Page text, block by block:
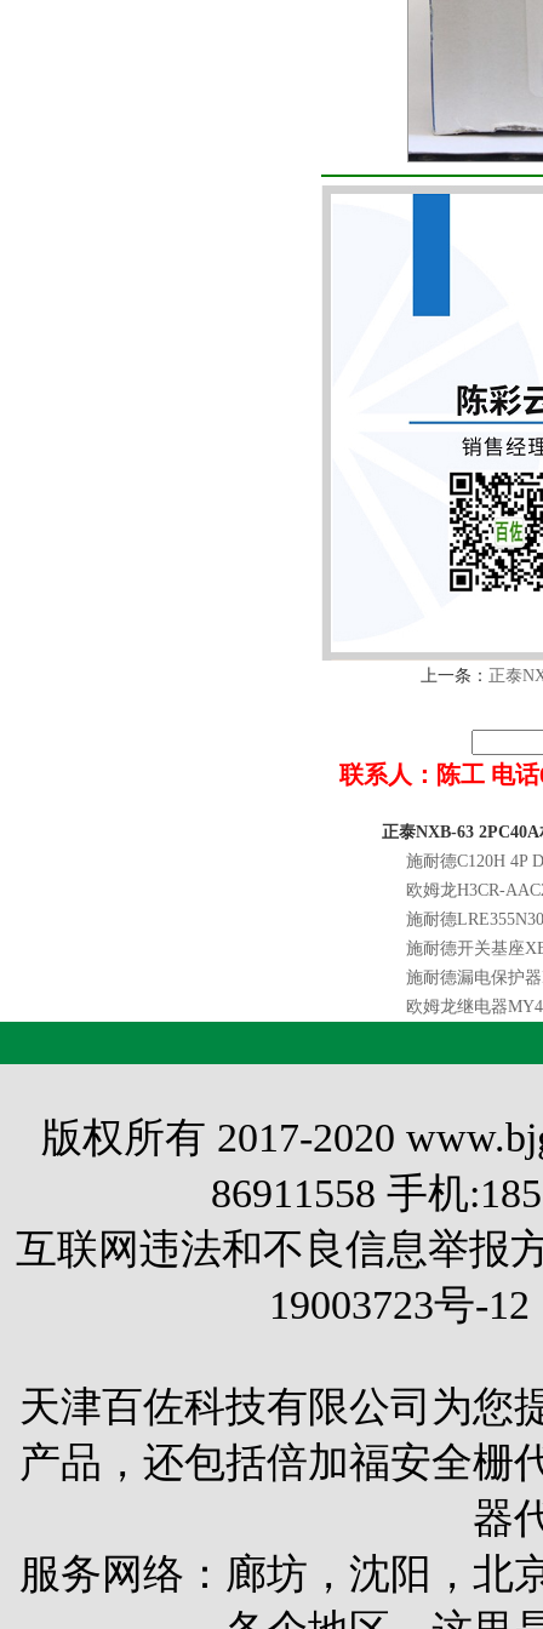
上一条： 正泰
联系人：陈工 电话
正泰NXB-63
施耐德C120H 4P
欧姆龙H3CR-
施耐德
施耐德开关基座
施耐德漏电保护
欧姆龙继电器
版权所有 2017-2020
86911558 手机
互联网违法和不良信息举报
19003723号-12
天津百佐科技有限公司为您
产品，还包括倍加福安全栅
器
服务网络：廊坊，沈阳，北